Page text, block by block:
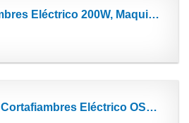
Cortafiambres Eléctrico 200W, Maquina de Cortar Fiambre, 2 Cuchillas de Acero Inoxidable,...
OSTBA - Cortafiambres Eléctrico OSTBA, Maquina de Cortar Fiambre, 150W, Cuchillas de Acero...